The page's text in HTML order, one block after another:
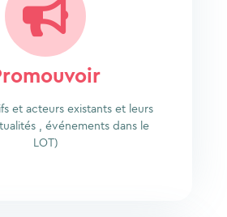
et acteurs existants et leurs
, événements dans le
LOT)